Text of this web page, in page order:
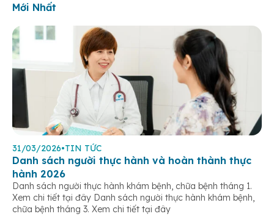
Mới Nhất
31/03/2026•TIN TỨC
Danh sách người thực hành và hoàn thành thực
hành 2026
Danh sách người thực hành khám bệnh, chữa bệnh tháng 1.
Xem chi tiết tại đây Danh sách người thực hành khám bệnh,
chữa bệnh tháng 3. Xem chi tiết tại đây